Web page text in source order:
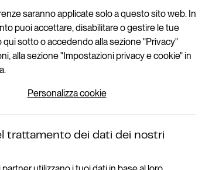
saranno applicate solo a questo sito web. In
puoi accettare, disabilitare o gestire le tue
sotto o accedendo alla sezione "Privacy"
alla sezione "Impostazioni privacy e cookie" in
Personalizza cookie
trattamento dei dati dei nostri